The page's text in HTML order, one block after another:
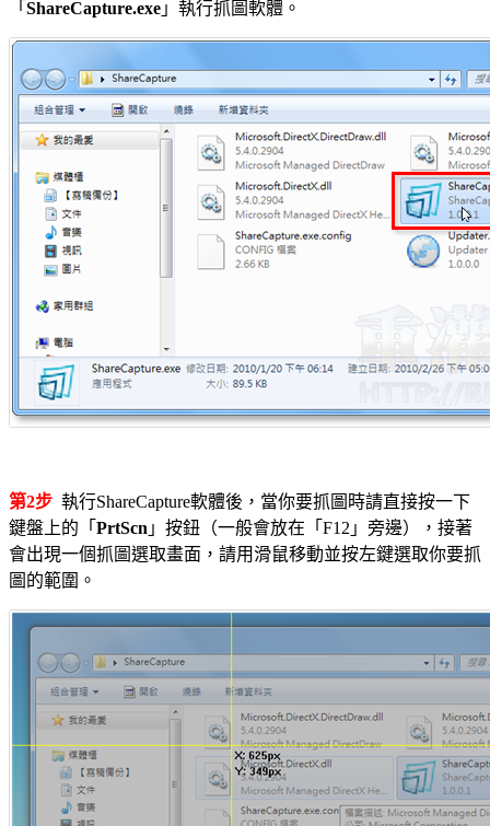
「 ShareCapture.exe 」執行抓圖軟體。
第2步 執行ShareCapture軟體後，當你要抓圖時請直接按一下
鍵盤上的「 PrtScn 」按鈕（一般會放在「F12」旁邊），接著
會出現一個抓圖選取畫面，請用滑鼠移動並按左鍵選取你要抓
圖的範圍。